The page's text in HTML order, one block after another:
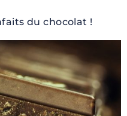
du chocolat !